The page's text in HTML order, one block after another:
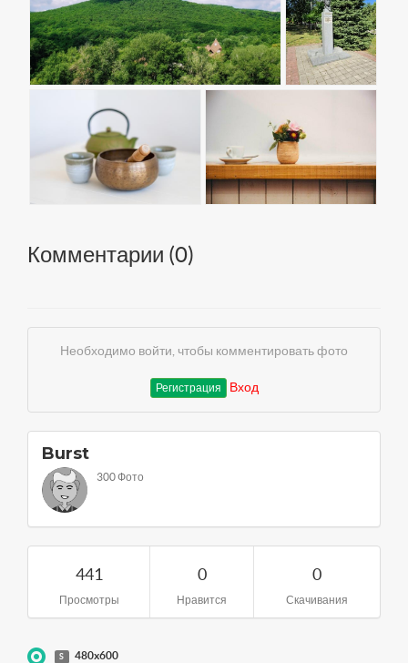
Комментарии (0)
Необходимо войти, чтобы комментировать фото
Регистрация Вход
Burst
300 Фото
441
Просмотры
0
Нравится
0
Скачивания
S 480x600